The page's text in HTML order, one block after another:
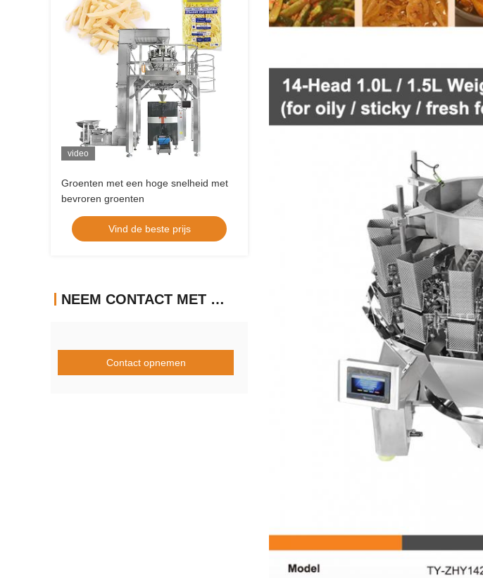
video
Groenten met een hoge snelheid met
bevroren groenten
Vind de beste prijs
NEEM CONTACT MET ONS OP
Contact opnemen